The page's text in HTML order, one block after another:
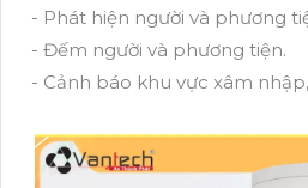
- Phát hiện người và phương
- Đếm người và phương tiện.
- Cảnh báo khu vực xâm